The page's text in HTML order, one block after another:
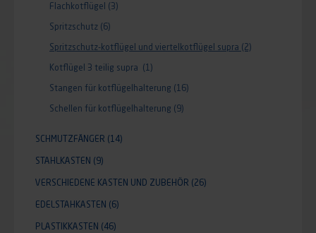
Flachkotflügel (3)
Spritzschutz (6)
Spritzschutz-kotflügel und viertelkotflügel supra (2)
Kotflügel 3 teilig supra (1)
Stangen für kotflügelhalterung (16)
Schellen für kotflügelhalterung (9)
SCHMUTZFÄNGER (14)
STAHLKASTEN (9)
VERSCHIEDENE KASTEN UND ZUBEHÖR (26)
EDELSTAHKASTEN (6)
PLASTIKKASTEN (46)